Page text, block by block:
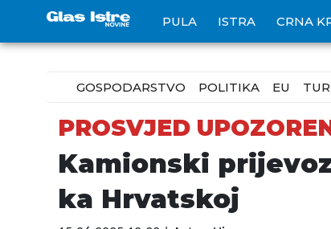
PULA ISTRA CRNA
GOSPODARSTVO POLITIKA EU
PROSVJED
Kamionski
ka Hrvatskoj